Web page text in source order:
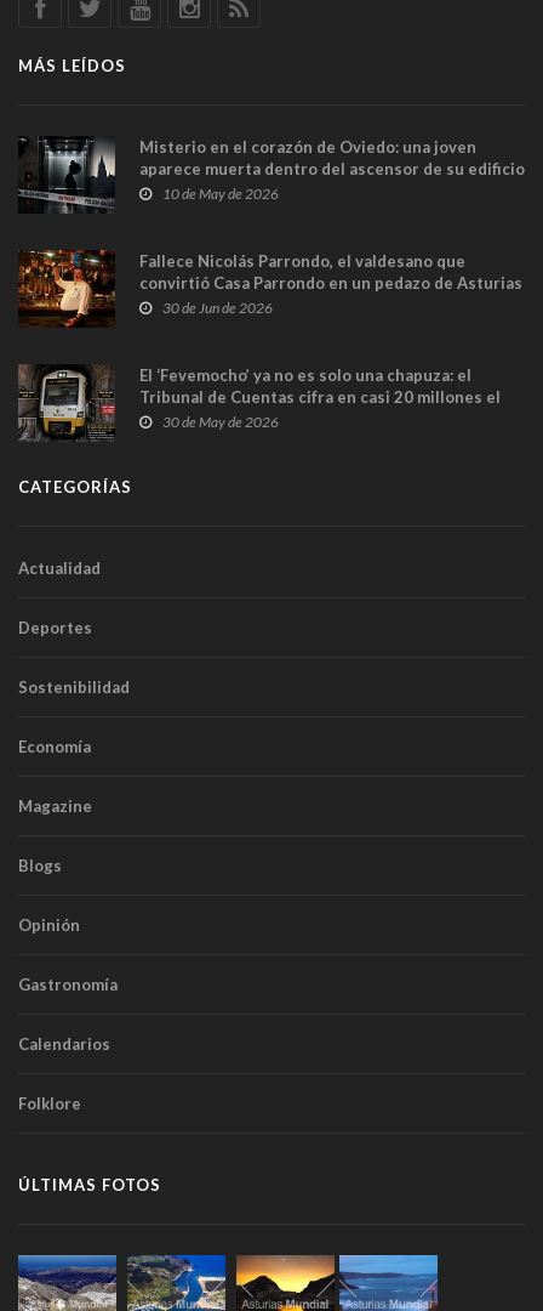
MÁS LEÍDOS
Misterio en el corazón de Oviedo: una joven
aparece muerta dentro del ascensor de su edificio
y las cámaras captan sus últimos minutos
10 de May de 2026
Fallece Nicolás Parrondo, el valdesano que
convirtió Casa Parrondo en un pedazo de Asturias
en Madrid
30 de Jun de 2026
El ‘Fevemocho’ ya no es solo una chapuza: el
Tribunal de Cuentas cifra en casi 20 millones el
sobrecoste de los trenes que no cabían por los
30 de May de 2026
CATEGORÍAS
Actualidad
Deportes
Sostenibilidad
Economía
Magazine
Blogs
Opinión
Gastronomía
Calendarios
Folklore
ÚLTIMAS FOTOS